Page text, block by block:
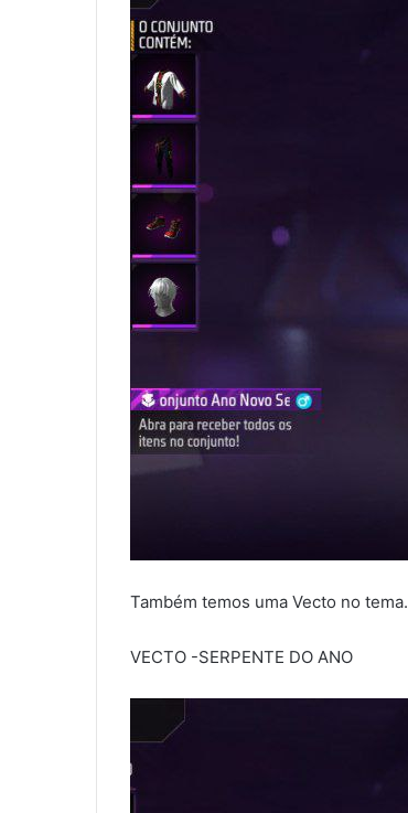
Também temos uma Vecto no tema.
VECTO -SERPENTE DO ANO